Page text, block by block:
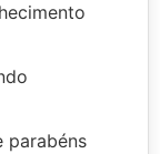
parabéns